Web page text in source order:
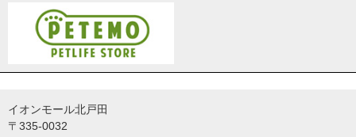
イオンモール北戸田
〒335-0032